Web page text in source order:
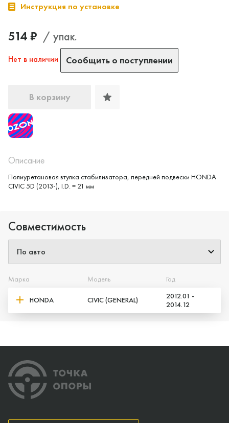
Да, верно
Инструкция по установке
514 ₽ / упак.
Нет в наличии Сообщить о поступлении
В корзину
Описание
Полиуретановая втулка стабилизатора, передней подвески HONDA
CIVIC 5D (2013-), I.D. = 21 мм
Совместимость
Марка Модель Год
HONDA CIVIC (GENERAL)
2012.01 -
2014.12